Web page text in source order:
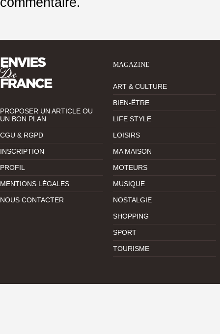
PROPOSER UN ARTICLE OU
UN BON PLAN
CGU & RGPD
INSCRIPTION
PROFIL
MENTIONS LÉGALES
NOUS CONTACTER
MAGAZINE
ART & CULTURE
BIEN-ÊTRE
LIFE STYLE
LOISIRS
MA MAISON
MOTEURS
MUSIQUE
NOSTALGIE
SHOPPING
SPORT
TOURISME